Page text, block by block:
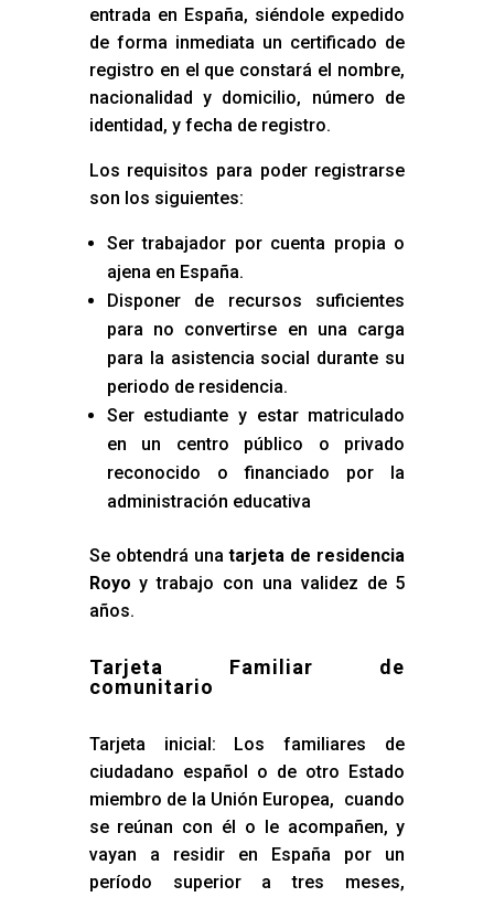
entrada en España, siéndole expedido
de forma inmediata un certificado de
registro en el que constará el nombre,
nacionalidad y domicilio, número de
identidad, y fecha de registro.
Los requisitos para poder registrarse
son los siguientes:
Ser trabajador por cuenta propia o
ajena en España.
Disponer de recursos suficientes
para no convertirse en una carga
para la asistencia social durante su
periodo de residencia.
Ser estudiante y estar matriculado
en un centro público o privado
reconocido o financiado por la
administración educativa
Se obtendrá unatarjeta de residencia
Royo y trabajo con una validez de 5
años.
Tarjeta Familiar de
comunitario
Tarjeta inicial: Los familiares de
ciudadano español o de otro Estado
miembro de la Unión Europea, cuando
se reúnan con él o le acompañen, y
vayan a residir en España por un
período superior a tres meses,